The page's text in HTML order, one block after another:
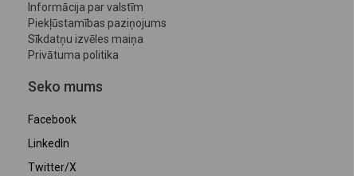
Informācija par valstīm
Piekļūstamības paziņojums
Sīkdatņu izvēles maiņa
Privātuma politika
Seko mums
Facebook
LinkedIn
Twitter/X